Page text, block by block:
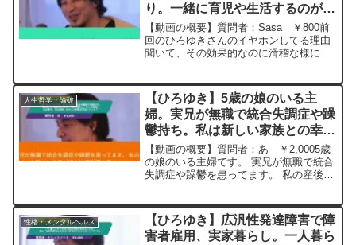
り。一緒に育児や生活するのが辛
い。どうしたら相手に時間を奪わ
れる怒りから抜け出せるでしょう
か？ー ひろゆき切り抜き
【動画の概要】質問者：Sasa ￥800前
回のひろゆきさんのイヤホンしてる理由
聞いて、その効果的なのに滑稽な様に爆
管理できず、すぐに別の事に気が逸れて
待たされてばかり...
人生哲学・論破
【ひろゆき】5歳の娘のいる主
婦。実兄が無職で統合失調症や躁
鬱持ち。私は新しい家族との幸せ
や平穏を優先し、兄とは絶縁。私
は幸せ、兄は孤独。わたしの判断
は間違っている？ー ひろゆき切
【動画の概要】質問者：あ ￥2,0005歳
の娘のいる主婦です。 実兄が無職で統合
失調症や躁鬱を患ってます。 私の産後と
けました。 新しい家族との幸せや平穏を
優先し...
性格・メンタルヘルス
【ひろゆき】広汎性発達障害で障
害者雇用、実家暮らし。一人暮ら